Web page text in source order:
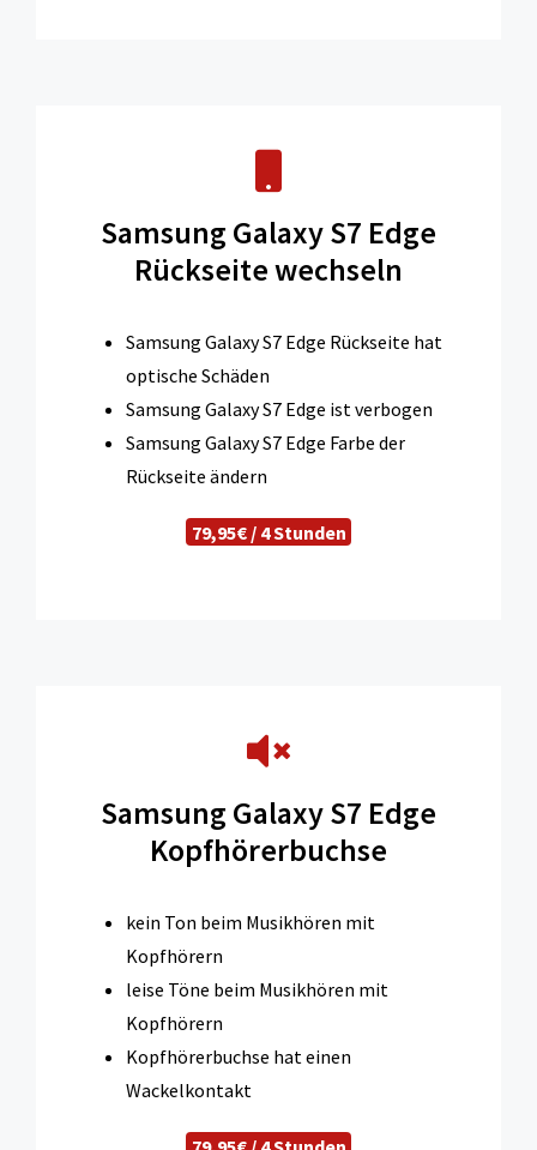
Samsung Galaxy S7 Edge
Rückseite wechseln
Samsung Galaxy S7 Edge Rückseite hat
optische Schäden
Samsung Galaxy S7 Edge ist verbogen
Samsung Galaxy S7 Edge Farbe der
Rückseite ändern
79,95€ / 4 Stunden
Samsung Galaxy S7 Edge
Kopfhörerbuchse
kein Ton beim Musikhören mit
Kopfhörern
leise Töne beim Musikhören mit
Kopfhörern
Kopfhörerbuchse hat einen
Wackelkontakt